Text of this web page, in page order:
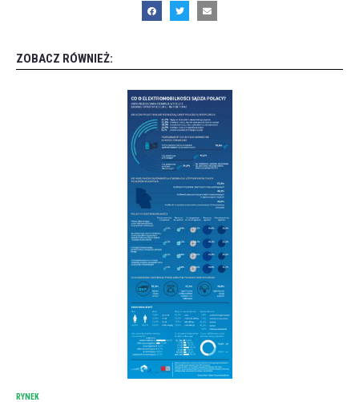
ZOBACZ RÓWNIEŻ:
RYNEK